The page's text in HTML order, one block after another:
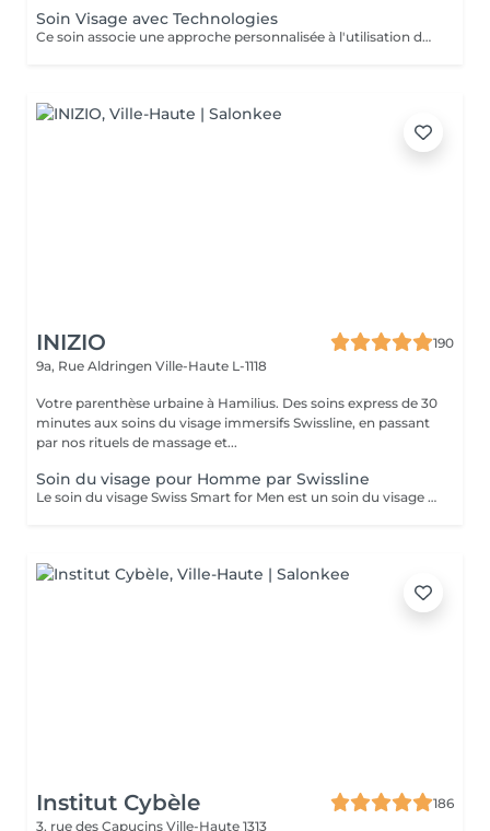
Soin Visage avec Technologies
Ce soin associe une approche personnalisée à l'utilisation de technologies avancées afin d'agir plus en profondeur sur la peau. Les technologies sont sélectionnées en fonction des besoins pour améliorer la texture de la peau, l'hydratation et les signes de l'âge. Un soin idéal pour obtenir des résultats visibles et aller plus loin dans l'amélioration de la qualité de la peau.
INIZIO
190
9a, Rue Aldringen Ville-Haute L-1118
Votre parenthèse urbaine à Hamilius. Des soins express de 30
minutes aux soins du visage immersifs Swissline, en passant
par nos rituels de massage et...
Soin du visage pour Homme par Swissline
Le soin du visage Swiss Smart for Men est un soin du visage entièrement personnalisé de 45 à 60 minutes conçu pour les hommes qui cherchent à détoxifier et à renforcer leur peau. Ce soin du visage utilise exclusivement des produits Swissline végétaliens, améliorés avec la collection signature d'Age Intelligence Boosters pour protéger et rééquilibrer la peau. Il a un effet de détresse instantané et comprend un massage facial de 15 à 20 minutes combinant relaxation et drainage lymphatique pour détoxifier la peau, et c'est un moyen intelligent et rapide de paraître à votre meilleur. Principaux avantages : Rafraîchit et dynamise la peau fatiguée Atténue l'irritation Améliore le teint et la texture de la peau
Institut Cybèle
186
3, rue des Capucins Ville-Haute 1313